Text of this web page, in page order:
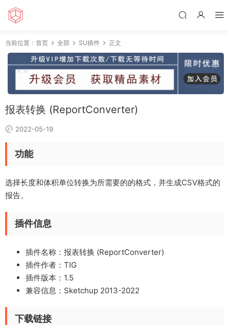
当前位置： 首页 全部 SU插件 正文
报表转换 (ReportConverter)
2022-05-19
功能
选择长度和体积单位转换为所需要的的格式，并生成CSV格式的
报告。
插件信息
插件名称：报表转换 (ReportConverter)
插件作者：TIG
插件版本：1.5
兼容信息：Sketchup 2013-2022
下载链接